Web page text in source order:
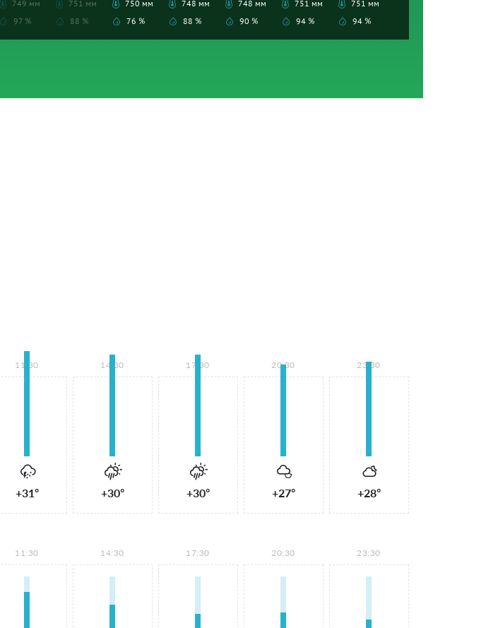
749 мм
97 %
751 мм
88 %
750 мм
76 %
748 мм
88 %
748 мм
90 %
751 мм
94 %
751 мм
94 %
11:30
+31°
14:30
+30°
17:30
+30°
20:30
+27°
23:30
+28°
11:30 14:30 17:30 20:30 23:30